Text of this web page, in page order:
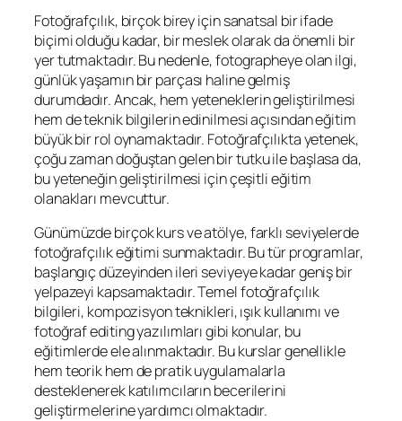
Fotoğrafçılık, birçok birey için sanatsal bir ifade
biçimi olduğu kadar, bir meslek olarak da önemli bir
yer tutmaktadır. Bu nedenle, fotographeye olan ilgi,
günlük yaşamın bir parçası haline gelmiş
durumdadır. Ancak, hem yeteneklerin geliştirilmesi
hem de teknik bilgilerin edinilmesi açısından eğitim
büyük bir rol oynamaktadır. Fotoğrafçılıkta yetenek,
çoğu zaman doğuştan gelen bir tutku ile başlasa da,
bu yeteneğin geliştirilmesi için çeşitli eğitim
olanakları mevcuttur.
Günümüzde birçok kurs ve atölye, farklı seviyelerde
fotoğrafçılık eğitimi sunmaktadır. Bu tür programlar,
başlangıç düzeyinden ileri seviyeye kadar geniş bir
yelpazeyi kapsamaktadır. Temel fotoğrafçılık
bilgileri, kompozisyon teknikleri, ışık kullanımı ve
fotoğraf editing yazılımları gibi konular, bu
eğitimlerde ele alınmaktadır. Bu kurslar genellikle
hem teorik hem de pratik uygulamalarla
desteklenerek katılımcıların becerilerini
geliştirmelerine yardımcı olmaktadır.